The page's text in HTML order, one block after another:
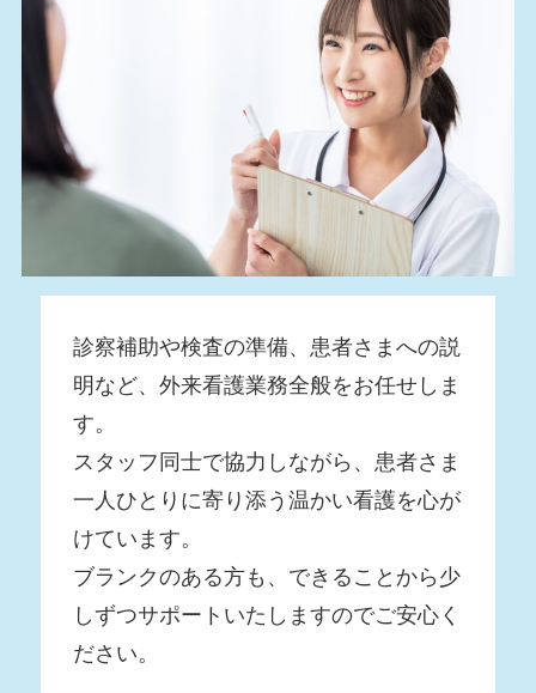
診察補助や検査の準備、患者さまへの説
明など、外来看護業務全般をお任せしま
す。
スタッフ同士で協力しながら、患者さま
一人ひとりに寄り添う温かい看護を心が
けています。
ブランクのある方も、できることから少
しずつサポートいたしますのでご安心く
ださい。